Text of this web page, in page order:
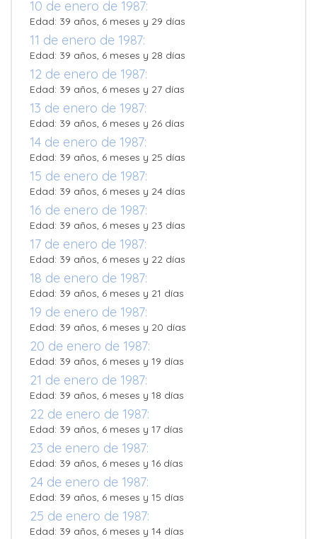
10 de enero de 1987:
Edad: 39 años, 6 meses y 29 días
11 de enero de 1987:
Edad: 39 años, 6 meses y 28 días
12 de enero de 1987:
Edad: 39 años, 6 meses y 27 días
13 de enero de 1987:
Edad: 39 años, 6 meses y 26 días
14 de enero de 1987:
Edad: 39 años, 6 meses y 25 días
15 de enero de 1987:
Edad: 39 años, 6 meses y 24 días
16 de enero de 1987:
Edad: 39 años, 6 meses y 23 días
17 de enero de 1987:
Edad: 39 años, 6 meses y 22 días
18 de enero de 1987:
Edad: 39 años, 6 meses y 21 días
19 de enero de 1987:
Edad: 39 años, 6 meses y 20 días
20 de enero de 1987:
Edad: 39 años, 6 meses y 19 días
21 de enero de 1987:
Edad: 39 años, 6 meses y 18 días
22 de enero de 1987:
Edad: 39 años, 6 meses y 17 días
23 de enero de 1987:
Edad: 39 años, 6 meses y 16 días
24 de enero de 1987:
Edad: 39 años, 6 meses y 15 días
25 de enero de 1987:
Edad: 39 años, 6 meses y 14 días